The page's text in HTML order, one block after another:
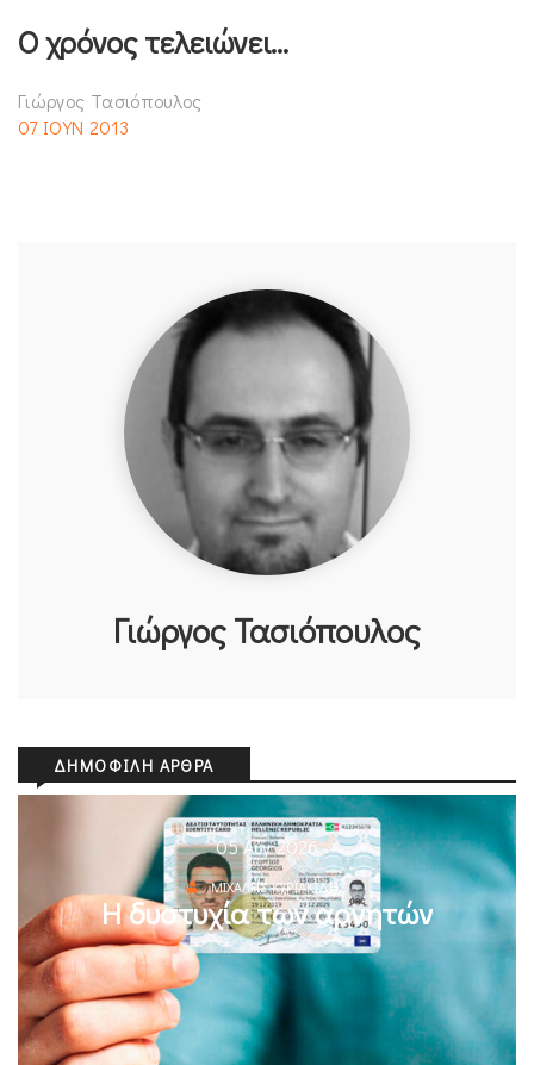
Ο χρόνος τελειώνει…
Γιώργος Τασιόπουλος
07 ΙΟΥΝ 2013
Γιώργος Τασιόπουλος
ΔΗΜΟΦΙΛΉ ΆΡΘΡΑ
05 Αυγ 2026
ΜΙΧΆΛΗΣ ΚΥΡΙΑΚΊΔΗΣ
Η δυστυχία των αρνητών